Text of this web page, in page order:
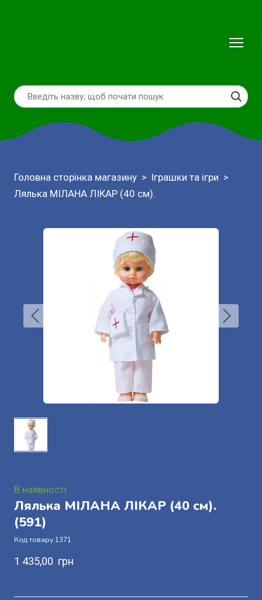
Головна сторінка магазину
Іграшки та ігри
Лялька МІЛАНА ЛІКАР (40 см).
В наявності
Лялька МІЛАНА ЛІКАР (40 см).
(591)
Код товару 1371
1 435,00  грн